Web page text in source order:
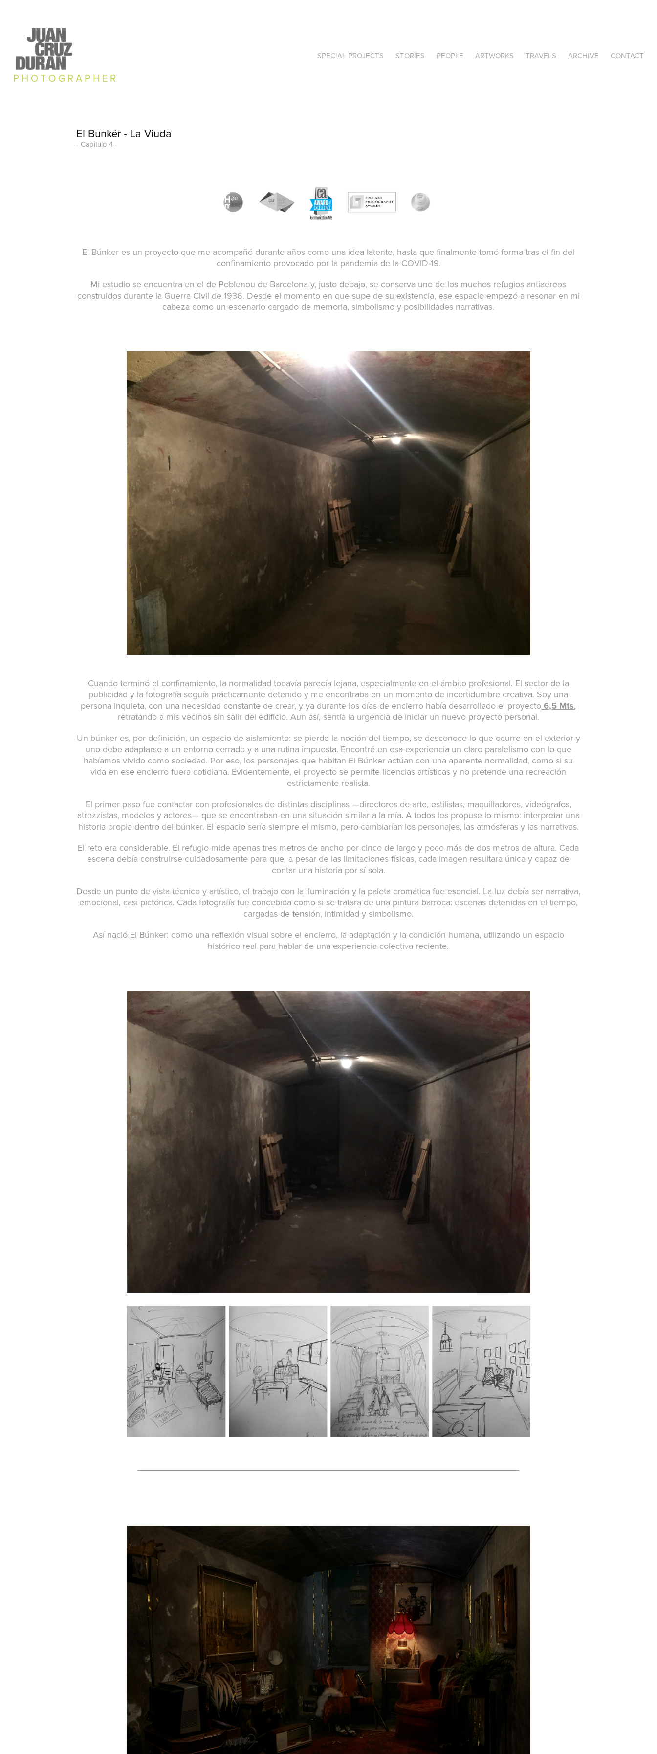
P H O T O G R A P H E R
SPECIAL PROJECTS STORIES PEOPLE ARTWORKS TRAVELS ARCHIVE CONTACT
El Bunkér - La Viuda
- Capitulo 4 -
El Búnker es un proyecto que me acompañó durante años como una idea latente, hasta que finalmente tomó forma tras el fin del
confinamiento provocado por la pandemia de la COVID-19.
Mi estudio se encuentra en el de Poblenou de Barcelona y, justo debajo, se conserva uno de los muchos refugios antiaéreos
construidos durante la Guerra Civil de 1936. Desde el momento en que supe de su existencia, ese espacio empezó a resonar en mi
cabeza como un escenario cargado de memoria, simbolismo y posibilidades narrativas.
Cuando terminó el confinamiento, la normalidad todavía parecía lejana, especialmente en el ámbito profesional. El sector de la
publicidad y la fotografía seguía prácticamente detenido y me encontraba en un momento de incertidumbre creativa. Soy una
persona inquieta, con una necesidad constante de crear, y ya durante los días de encierro había desarrollado el proyecto 6,5 Mts,
retratando a mis vecinos sin salir del edificio. Aun así, sentía la urgencia de iniciar un nuevo proyecto personal.
Un búnker es, por definición, un espacio de aislamiento: se pierde la noción del tiempo, se desconoce lo que ocurre en el exterior y
uno debe adaptarse a un entorno cerrado y a una rutina impuesta. Encontré en esa experiencia un claro paralelismo con lo que
habíamos vivido como sociedad. Por eso, los personajes que habitan El Búnker actúan con una aparente normalidad, como si su
vida en ese encierro fuera cotidiana. Evidentemente, el proyecto se permite licencias artísticas y no pretende una recreación
estrictamente realista.
El primer paso fue contactar con profesionales de distintas disciplinas —directores de arte, estilistas, maquilladores, videógrafos,
atrezzistas, modelos y actores— que se encontraban en una situación similar a la mía. A todos les propuse lo mismo: interpretar una
historia propia dentro del búnker. El espacio sería siempre el mismo, pero cambiarían los personajes, las atmósferas y las narrativas.
El reto era considerable. El refugio mide apenas tres metros de ancho por cinco de largo y poco más de dos metros de altura. Cada
escena debía construirse cuidadosamente para que, a pesar de las limitaciones físicas, cada imagen resultara única y capaz de
contar una historia por sí sola.
Desde un punto de vista técnico y artístico, el trabajo con la iluminación y la paleta cromática fue esencial. La luz debía ser narrativa,
emocional, casi pictórica. Cada fotografía fue concebida como si se tratara de una pintura barroca: escenas detenidas en el tiempo,
cargadas de tensión, intimidad y simbolismo.
Así nació El Búnker: como una reflexión visual sobre el encierro, la adaptación y la condición humana, utilizando un espacio
histórico real para hablar de una experiencia colectiva reciente.